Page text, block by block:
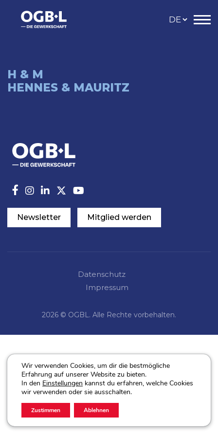
H & M
HENNES & MAURITZ
Newsletter Mitglied werden
Datenschutz
Impressum
2026 © OGBL. Alle Rechte vorbehalten.
Wir verwenden Cookies, um dir die bestmögliche
Erfahrung auf unserer Website zu bieten.
In den Einstellungen kannst du erfahren, welche Cookies
wir verwenden oder sie ausschalten.
Zustimmen Ablehnen